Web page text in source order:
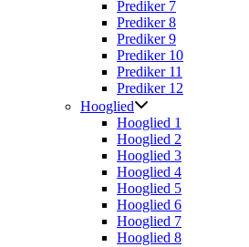
Prediker 7
Prediker 8
Prediker 9
Prediker 10
Prediker 11
Prediker 12
Hooglied
Hooglied 1
Hooglied 2
Hooglied 3
Hooglied 4
Hooglied 5
Hooglied 6
Hooglied 7
Hooglied 8